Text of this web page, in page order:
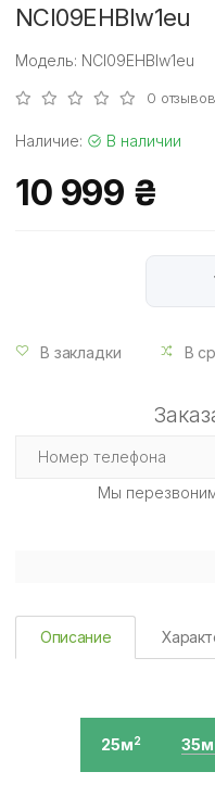
NCI09EHBIw1eu
Модель: NCI09EHBIw1eu
0 отзывов
Наличие: В наличии
10 999 ₴
В закладки В
Мы
Описание
25м2 35м